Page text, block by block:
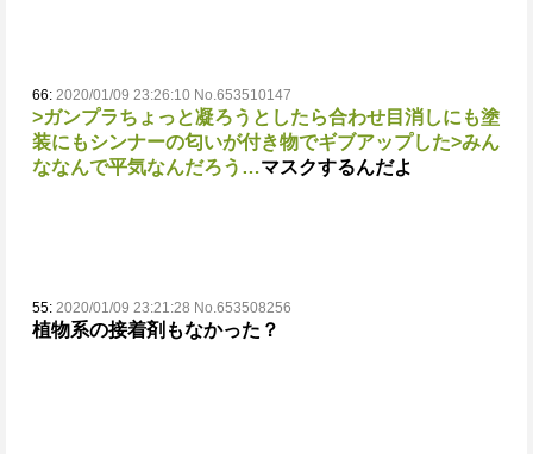
66: 2020/01/09 23:26:10 No.653510147
>ガンプラちょっと凝ろうとしたら合わせ目消しにも塗
装にもシンナーの匂いが付き物でギブアップした>みん
ななんで平気なんだろう…マスクするんだよ
55: 2020/01/09 23:21:28 No.653508256
植物系の接着剤もなかった？